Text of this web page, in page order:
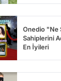
Onedio "Ne
Sahiplerini
En İyileri